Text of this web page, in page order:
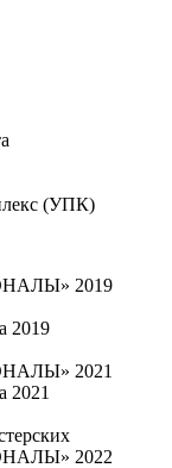
(УПК)
2019
2019
2021
2021
2022